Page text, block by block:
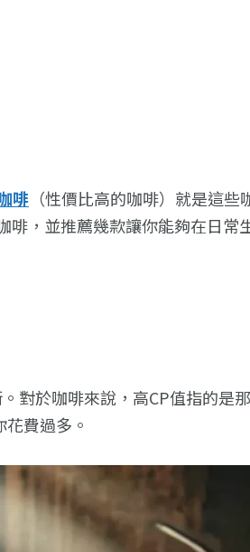
啡 （性價比高的咖啡）就是這
，並推薦幾款讓你能夠在日常
對於咖啡來說，高CP值指的是
費過多。